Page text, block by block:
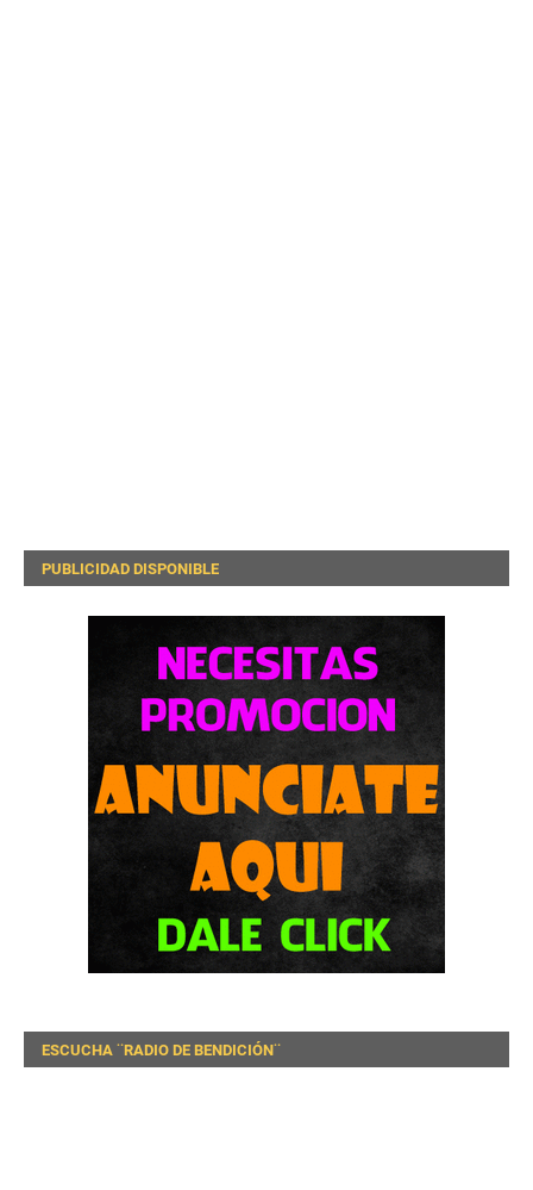
PUBLICIDAD DISPONIBLE
ESCUCHA ¨RADIO DE BENDICIÓN¨